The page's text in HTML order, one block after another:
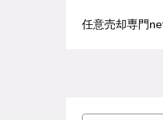
任意売却専門